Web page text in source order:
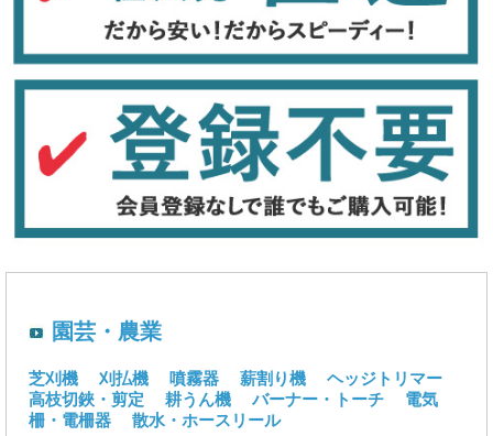
園芸・農業
芝刈機 刈払機 噴霧器 薪割り機
ヘッジトリマー
高枝切鋏・剪定
耕うん機 バーナー・トーチ
電気
柵・電柵器
散水・ホースリール